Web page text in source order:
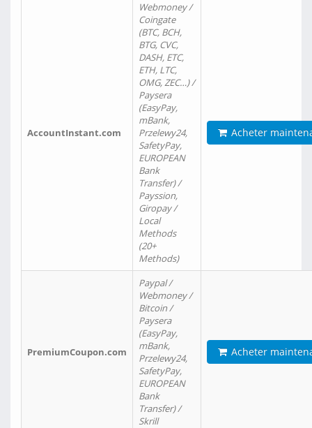
AccountInstant.com
Webmoney /
Coingate
(BTC, BCH,
BTG, CVC,
DASH, ETC,
ETH, LTC,
OMG, ZEC…) /
Paysera
(EasyPay,
mBank,
Przelewy24,
SafetyPay,
EUROPEAN
Bank
Transfer) /
Payssion,
Giropay /
Local
Methods
(20+
Methods)
Acheter
PremiumCoupon.com
Paypal /
Webmoney /
Bitcoin /
Paysera
(EasyPay,
mBank,
Przelewy24,
SafetyPay,
EUROPEAN
Bank
Transfer) /
Skrill
Acheter